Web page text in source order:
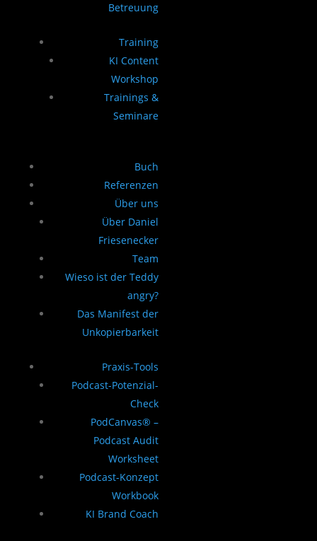
Betreuung
Training
KI Content
Workshop
Trainings &
Seminare
Buch
Referenzen
Über uns
Über Daniel
Friesenecker
Team
Wieso ist der Teddy
angry?
Das Manifest der
Unkopierbarkeit
Praxis-Tools
Podcast-Potenzial-
Check
PodCanvas® –
Podcast Audit
Worksheet
Podcast-Konzept
Workbook
KI Brand Coach